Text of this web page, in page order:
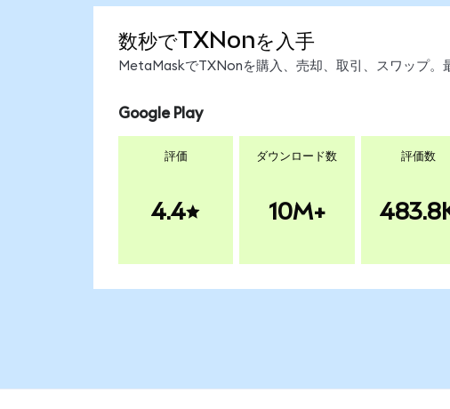
数秒でTXNonを入手
MetaMaskでTXNonを購入、売却、取引、スワップ。
Google Play
評価
4.4
ダウンロード数
10M+
評価数